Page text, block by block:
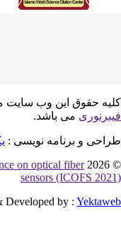
حقوق این وب سایت
می باشد.
و برنامه نویسی :
©
on optical fiber
sensors (ICOFS
& Developed by :